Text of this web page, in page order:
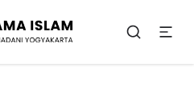
Menteri Pendidikan